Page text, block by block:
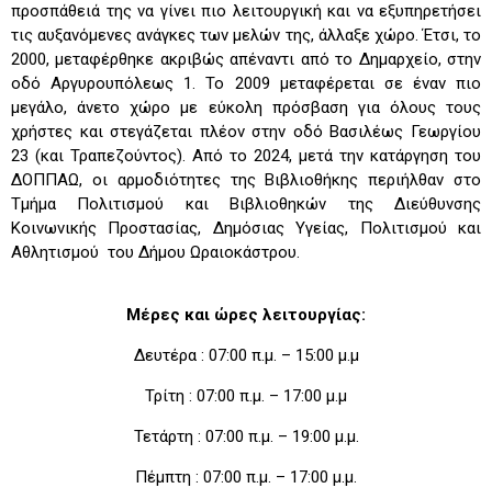
προσπάθειά της να γίνει πιο λειτουργική και να εξυπηρετήσει
τις αυξανόμενες ανάγκες των μελών της, άλλαξε χώρο. Έτσι, το
2000, μεταφέρθηκε ακριβώς απέναντι από το Δημαρχείο, στην
οδό Αργυρουπόλεως 1. Το 2009 μεταφέρεται σε έναν πιο
μεγάλο, άνετο χώρο με εύκολη πρόσβαση για όλους τους
χρήστες και στεγάζεται πλέον στην οδό Βασιλέως Γεωργίου
23 (και Τραπεζούντος). Από το 2024, μετά την κατάργηση του
ΔΟΠΠΑΩ, οι αρμοδιότητες της Βιβλιοθήκης περιήλθαν στο
Τμήμα Πολιτισμού και Βιβλιοθηκών της Διεύθυνσης
Κοινωνικής Προστασίας, Δημόσιας Υγείας, Πολιτισμού και
Αθλητισμού του Δήμου Ωραιοκάστρου.
Μέρες και ώρες λειτουργίας:
Δευτέρα : 07:00 π.μ. – 15:00 μ.μ
Τρίτη : 07:00 π.μ. – 17:00 μ.μ
Τετάρτη : 07:00 π.μ. – 19:00 μ.μ.
Πέμπτη : 07:00 π.μ. – 17:00 μ.μ.